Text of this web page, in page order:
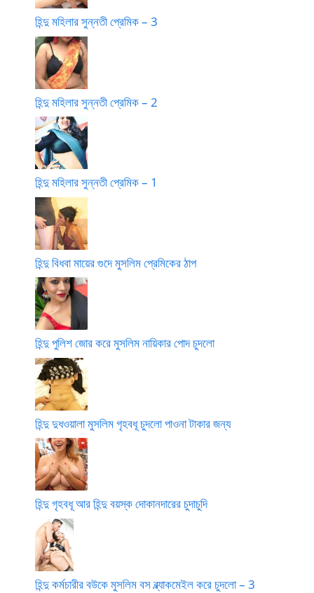
হিন্দু মহিলার সুন্নতী প্রেমিক – 3
হিন্দু মহিলার সুন্নতী প্রেমিক – 2
হিন্দু মহিলার সুন্নতী প্রেমিক – 1
হিন্দু বিধবা মায়ের গুদে মুসলিম প্রেমিকের ঠাপ
হিন্দু পুলিশ জোর করে মুসলিম নায়িকার পোদ চুদলো
হিন্দু দুধওয়ালা মুসলিম গৃহবধূ চুদলো পাওনা টাকার জন্য
হিন্দু গৃহবধূ আর হিন্দু বয়স্ক দোকানদারের চুদাচুদি
হিন্দু কর্মচারীর বউকে মুসলিম বস ব্ল্যাকমেইল করে চুদলো – 3